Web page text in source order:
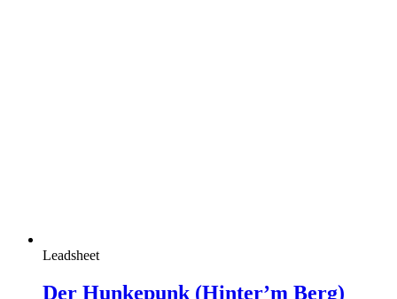
Leadsheet
Der Hunkepunk (Hinter’m Berg)